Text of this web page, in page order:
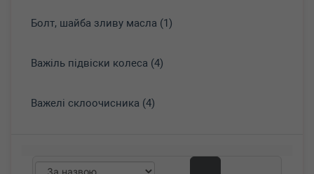
Болт, шайба зливу масла (1)
Важіль підвіски колеса (4)
Важелі склоочисника (4)